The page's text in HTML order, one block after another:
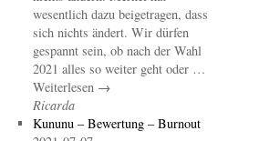
wesentlich dazu beigetragen, dass
sich nichts ändert. Wir dürfen
gespannt sein, ob nach der Wahl
2021 alles so weiter geht oder …
Weiterlesen →
Ricarda
Kununu – Bewertung – Burnout